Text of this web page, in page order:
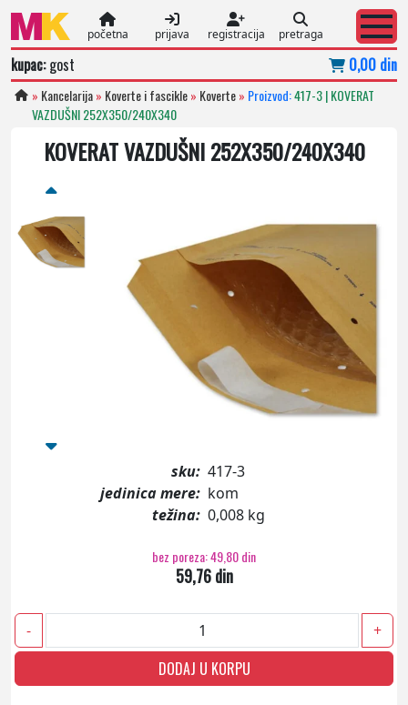
početna prijava registracija pretraga
kupac:gost 0,00 din
» Kancelarija» Koverte i fascikle» Koverte» Proizvod:417-3 | KOVERAT
VAZDUŠNI 252X350/240X340
KOVERAT VAZDUŠNI 252X350/240X340
sku: 417-3
jedinica mere: kom
težina: 0,008 kg
bez poreza: 49,80 din
59,76 din
- +
DODAJ U KORPU